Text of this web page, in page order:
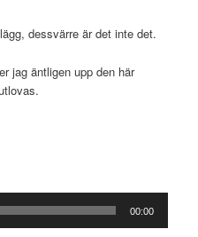
dessvärre är det inte det.
jag äntligen upp den här
00:00